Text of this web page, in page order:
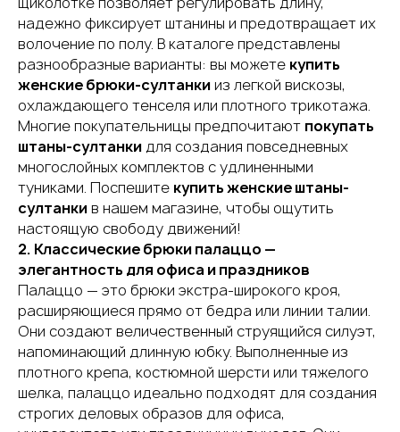
надежно фиксирует штанины и предотвращает их
волочение по полу. В каталоге представлены
разнообразные варианты: вы можете купить
женские брюки-султанкииз легкой вискозы,
охлаждающего тенселя или плотного трикотажа.
Многие покупательницы предпочитают покупать
штаны-султанкидля создания повседневных
многослойных комплектов с удлиненными
туниками. Поспешите купить женские штаны-
султанкив нашем магазине, чтобы ощутить
настоящую свободу движений!
2. Классические брюки палаццо —
элегантность для офиса и праздников
Палаццо — это брюки экстра-широкого кроя,
расширяющиеся прямо от бедра или линии талии.
Они создают величественный струящийся силуэт,
напоминающий длинную юбку. Выполненные из
плотного крепа, костюмной шерсти или тяжелого
шелка, палаццо идеально подходят для создания
строгих деловых образов для офиса,